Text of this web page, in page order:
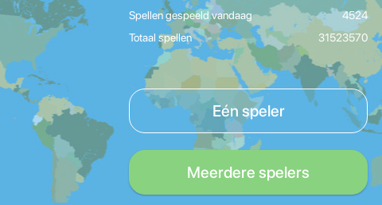
Spellen gespeeld vandaag
4524
Totaal spellen
31523570
Eén speler
Meerdere spelers